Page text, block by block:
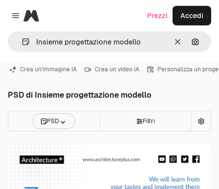
Close menu
Magnific
CancellaCerca
Prezzi Accedi
Crea un'immagine IA Crea un video IA Personalizza un
PSD di Insieme progettazione modello
PSD Filtri